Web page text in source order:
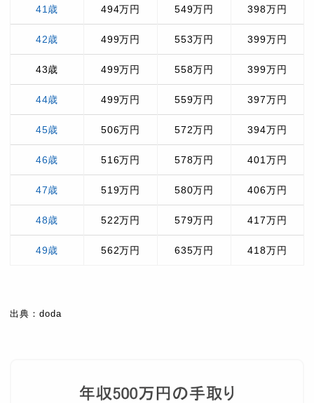
41歳 494万円 549万円 398万円
42歳 499万円 553万円 399万円
43歳 499万円 558万円 399万円
44歳 499万円 559万円 397万円
45歳 506万円 572万円 394万円
46歳 516万円 578万円 401万円
47歳 519万円 580万円 406万円
48歳 522万円 579万円 417万円
49歳 562万円 635万円 418万円
出典：doda